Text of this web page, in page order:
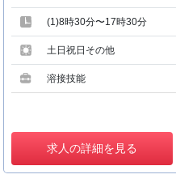
(1)8時30分〜17時30分
土日祝日その他
溶接技能
求人の詳細を見る